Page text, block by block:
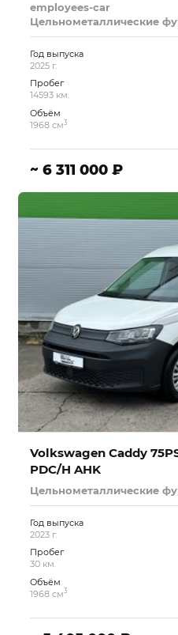
employees-car
Цельнометаллические
Год выпуска
2025 г.
Пробег
14593 км.
Объём
1968 см3
~ 6 311 000 ₽
Volkswagen Caddy
PDC/H AHK
Цельнометаллические
Год выпуска
2023 г.
Пробег
30 км.
Объём
1968 см3